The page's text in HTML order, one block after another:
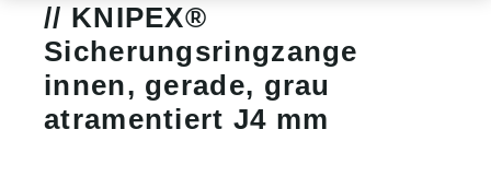
KNIPEX®
Sicherungsringzange
innen, gerade, grau
atramentiert J4 mm